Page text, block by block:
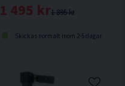
1 895 kr
1 495 kr
Skickas normalt inom 2-5 dagar